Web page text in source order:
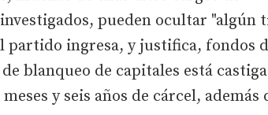
pueden ocultar "algún
partido ingresa, y justifica, fondos
blanqueo de capitales está
y seis años de cárcel, además